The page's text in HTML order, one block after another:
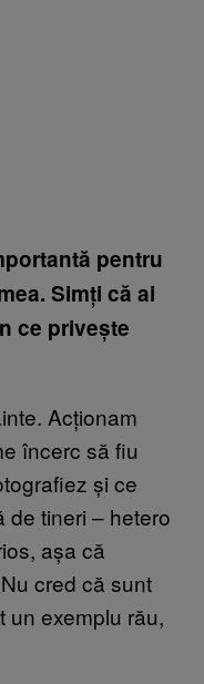
pentru
Simți că ai
ce privește
Acționam
încerc să fiu
și ce
de tineri – hetero
așa că
cred că sunt
un exemplu rău,